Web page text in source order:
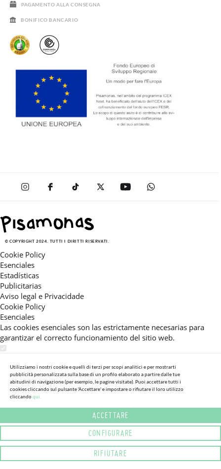
PAGAMENTO ALLA CONSEGNA
BONIFICO BANCARIO
© COPYRIGHT 2024. TUTTI I DIRITTI RISERVATI.
Cookie Policy
Esenciales
Estadísticas
Publicitarias
Aviso legal e Privacidade
Cookie Policy
Esenciales
Las cookies esenciales son las estrictamente necesarias para
garantizar el correcto funcionamiento del sitio web.
Estas cookies nos permiten ofrecerle una experiencia en el sitio
adaptada a su navegación (recomendaciones de producto
personalizadas, énfasis en categorías frecuentemente
consultadas, etc).Al activar esta cookie, nos ayuda a mejorar aún
más su experiencia.
Publicitarias
Estas cookies permiten a nuestros socios publicitarios enviarle
mensajes específicos y personalizados.
Utilizziamo i nostri cookie e quelli di terzi per scopi analitici e per mostrarti
pubblicità personalizzata sulla base di un profilo elaborato a partire dalle tue
abitudini di navigazione (per esempio, le pagine visitate). Puoi accettare tutti i
cookies cliccando sul pulsante 'Accettare' e impostare o rifiutare il loro utilizzo
cliccandoqui.
ACCETTARE
CONFIGURARE
RIFIUTARE